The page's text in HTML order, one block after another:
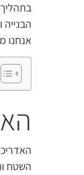
אנחנו
השטח